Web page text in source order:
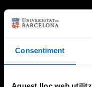
Consentiment